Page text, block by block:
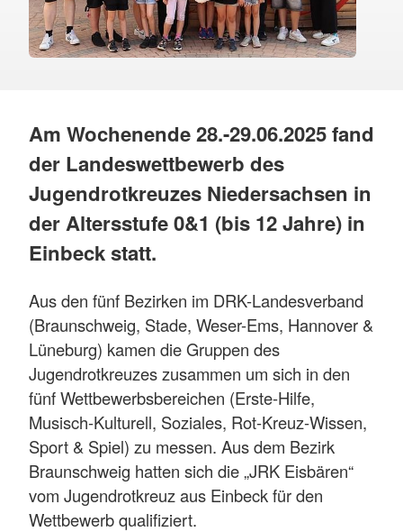
Am Wochenende 28.-29.06.2025 fand
der Landeswettbewerb des
Jugendrotkreuzes Niedersachsen in
der Altersstufe 0&1 (bis 12 Jahre) in
Einbeck statt.
Aus den fünf Bezirken im DRK-Landesverband
(Braunschweig, Stade, Weser-Ems, Hannover &
Lüneburg) kamen die Gruppen des
Jugendrotkreuzes zusammen um sich in den
fünf Wettbewerbsbereichen (Erste-Hilfe,
Musisch-Kulturell, Soziales, Rot-Kreuz-Wissen,
Sport & Spiel) zu messen. Aus dem Bezirk
Braunschweig hatten sich die „JRK Eisbären“
vom Jugendrotkreuz aus Einbeck für den
Wettbewerb qualifiziert.